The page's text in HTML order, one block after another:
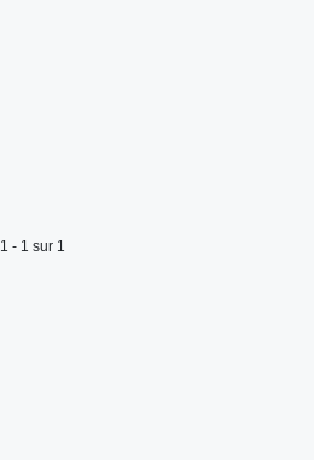
1 - 1 sur 1